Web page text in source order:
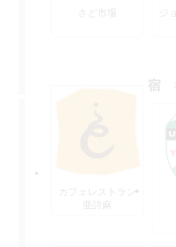
さど市場
ジ
カフェレストラン
亜詩麻
宿